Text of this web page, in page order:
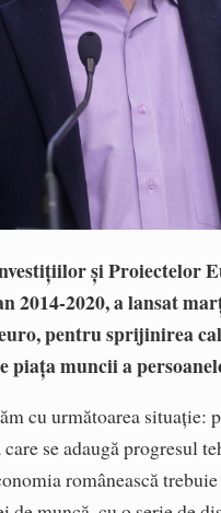
şi Proiectelor
2014-2020, a lansat
pentru sprijinirea
piaţa muncii a
cu următoarea
se adaugă progresul
românească